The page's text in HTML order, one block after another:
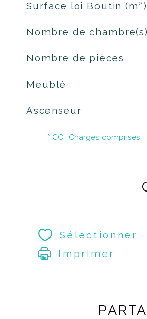
Surface loi Boutin (m²)
Nombre de chambre(s)
Nombre de pièces
Meublé
Ascenseur
* CC : Charges comprises
Sélectionner
Imprimer